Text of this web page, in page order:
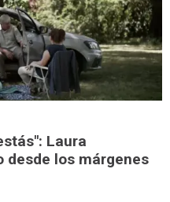
Laura
desde los márgenes